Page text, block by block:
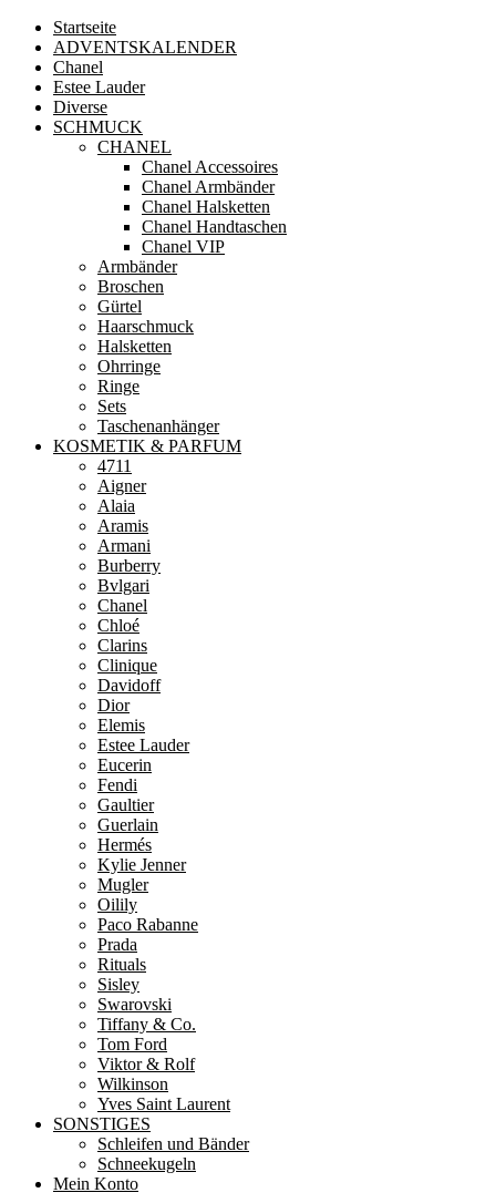
Startseite
ADVENTSKALENDER
Chanel
Estee Lauder
Diverse
SCHMUCK
CHANEL
Chanel Accessoires
Chanel Armbänder
Chanel Halsketten
Chanel Handtaschen
Chanel VIP
Armbänder
Broschen
Gürtel
Haarschmuck
Halsketten
Ohrringe
Ringe
Sets
Taschenanhänger
KOSMETIK & PARFUM
4711
Aigner
Alaia
Aramis
Armani
Burberry
Bvlgari
Chanel
Chloé
Clarins
Clinique
Davidoff
Dior
Elemis
Estee Lauder
Eucerin
Fendi
Gaultier
Guerlain
Hermés
Kylie Jenner
Mugler
Oilily
Paco Rabanne
Prada
Rituals
Sisley
Swarovski
Tiffany & Co.
Tom Ford
Viktor & Rolf
Wilkinson
Yves Saint Laurent
SONSTIGES
Schleifen und Bänder
Schneekugeln
Mein Konto